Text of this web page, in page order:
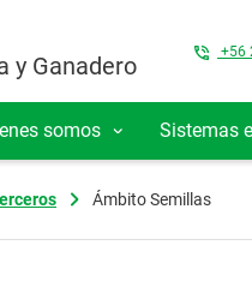
y Ganadero +56
somos Sistemas
Ámbito Semillas